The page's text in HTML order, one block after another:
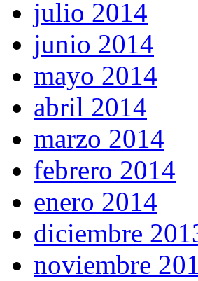
julio 2014
junio 2014
mayo 2014
abril 2014
marzo 2014
febrero 2014
enero 2014
diciembre
noviembre